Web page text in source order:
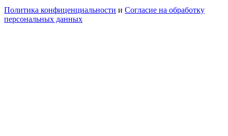
Политика конфиценциальности и Согласие на обработку
персональных данных